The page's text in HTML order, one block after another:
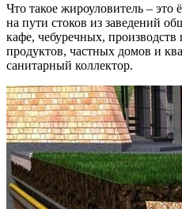
Что такое жироуловитель – это
на пути стоков из заведений
кафе, чебуречных,
продуктов, частных домов и
санитарный коллектор.